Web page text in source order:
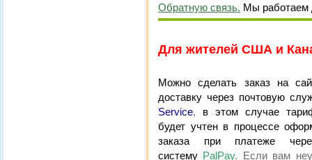
Обратную связь. Мы работаем
Для жителей США и
Можно сделать заказ на
доставку через почтовую
Service, в этом случае
будет учтен в процессе
заказа при платеже
систему PalPay. Если вам